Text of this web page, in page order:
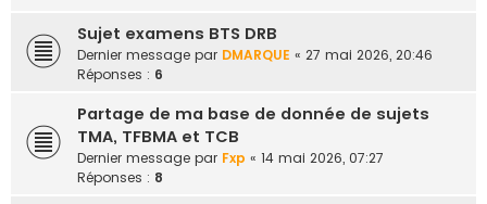
Sujet examens BTS DRB
Dernier message par DMARQUE « 27 mai 2026, 20:46
Réponses : 6
Partage de ma base de donnée de sujets
TMA, TFBMA et TCB
Dernier message par Fxp « 14 mai 2026, 07:27
Réponses : 8